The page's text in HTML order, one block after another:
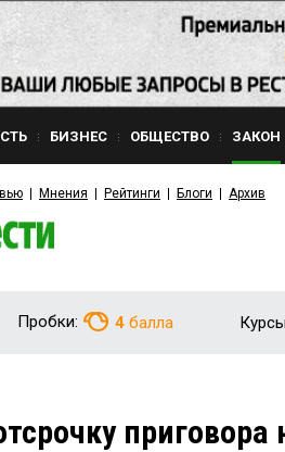
БИЗНЕС ОБЩЕСТВО ЗАКОН
Мнения Рейтинги Блоги Архив
Пробки: 4 балла
приговора